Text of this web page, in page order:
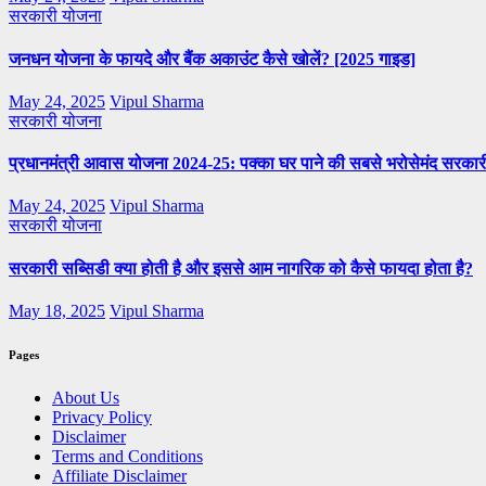
सरकारी योजना
जनधन योजना के फायदे और बैंक अकाउंट कैसे खोलें? [2025 गाइड]
May 24, 2025 Vipul Sharma
सरकारी योजना
प्रधानमंत्री आवास योजना 2024-25: पक्का घर पाने की सबसे भरोसेमंद
May 24, 2025 Vipul Sharma
सरकारी योजना
सरकारी सब्सिडी क्या होती है और इससे आम नागरिक को कैसे फायदा होता है?
May 18, 2025 Vipul Sharma
Pages
About Us
Privacy Policy
Disclaimer
Terms and Conditions
Affiliate Disclaimer